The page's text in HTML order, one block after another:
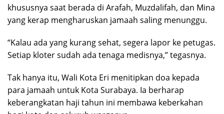
khususnya saat berada di Arafah, Muzdalifah, dan Mina
yang kerap mengharuskan jamaah saling menunggu.
“Kalau ada yang kurang sehat, segera lapor ke petugas.
Setiap kloter sudah ada tenaga medisnya,” tegasnya.
Tak hanya itu, Wali Kota Eri menitipkan doa kepada
para jamaah untuk Kota Surabaya. Ia berharap
keberangkatan haji tahun ini membawa keberkahan